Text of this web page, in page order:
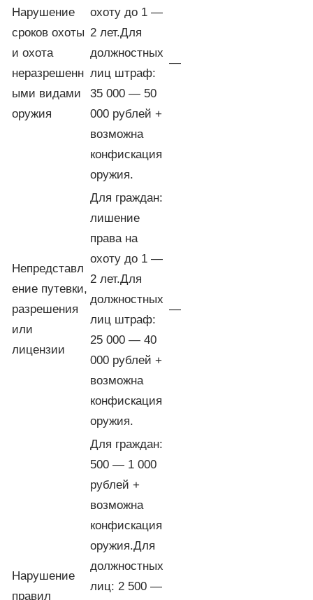
Нарушение
сроков охоты
и охота
неразрешенн
ыми видами
оружия
охоту до 1 —
2 лет.Для
должностных
лиц штраф:
35 000 — 50
000 рублей +
возможна
конфискация
оружия.
—
Непредставл
ение путевки,
разрешения
или
лицензии
Для граждан:
лишение
права на
охоту до 1 —
2 лет.Для
должностных
лиц штраф:
25 000 — 40
000 рублей +
возможна
конфискация
оружия.
—
Нарушение
правил
Для граждан:
500 — 1 000
рублей +
возможна
конфискация
оружия.Для
должностных
лиц: 2 500 —